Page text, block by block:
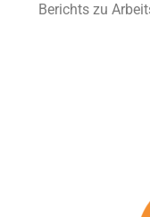
Berichts zu